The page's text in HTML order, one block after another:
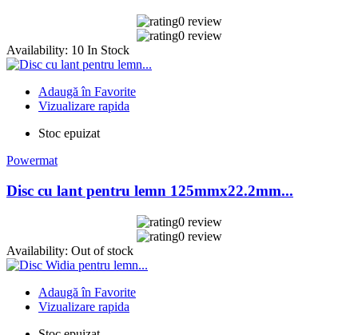
0 review
0 review
Availability: 10 In Stock
Adaugă în Favorite
Vizualizare rapida
Stoc epuizat
Powermat
Disc cu lant pentru lemn 125mmx22.2mm...
0 review
0 review
Availability: Out of stock
Adaugă în Favorite
Vizualizare rapida